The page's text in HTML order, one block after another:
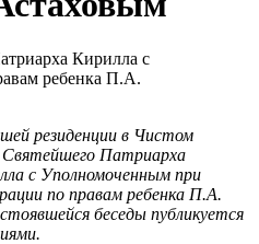
резиденции в Чистом
Святейшего Патриарха
с Уполномоченным при
по правам ребенка П.А.
беседы публикуется